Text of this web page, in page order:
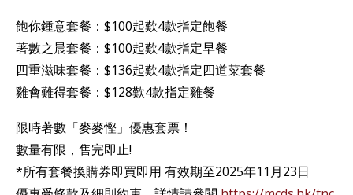
飽你鍾意套餐：$100起歎4款指定飽餐
著數之晨套餐：$100起歎4款指定早餐
四重滋味套餐：$136起歎4款指定四道菜套餐
雞會難得套餐：$128歎4款指定雞餐
限時著數「麥麥慳」優惠套票！
數量有限，售完即止!
*所有套餐換購券即買即用 有效期至2025年11月23日